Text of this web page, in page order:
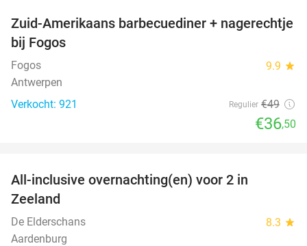
26%
Zuid-Amerikaans barbecuediner + nagerechtje
bij Fogos
Fogos 9.9 star
Antwerpen
Verkocht: 921
Regulier €49
€36,50
All-inclusive overnachting(en) voor 2 in
Zeeland
De Elderschans 8.3 star
Aardenburg